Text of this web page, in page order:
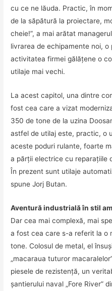
cu ce ne lăuda. Practic, în
de la săpătură la proiectare,
cheie!”, a mai arătat
livrarea de echipamente noi, o
activitatea firmei gălăţene o
utilaje mai vechi.
La acest capitol, una dintre
fost cea care a vizat
350 de tone de la uzina
astfel de utilaj este, practic, o
aceste poduri rulante, foarte
a părţii electrice cu reparaţiile
În prezent sunt utilaje
spune Jorj Butan.
Aventură industrială în stil
Dar cea mai complexă, mai
a fost cea care s-a referit la o
tone. Colosul de metal, el
„macaraua tuturor
piesele de rezistenţă, un
şantierului naval „Fore River”